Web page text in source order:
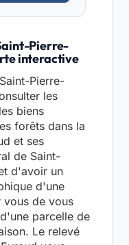
Pierre-
interactive
Pierre-
les
biens
forêts dans la
et ses
de Saint-
d'avoir un
d'une
de vous
parcelle de
Le relevé